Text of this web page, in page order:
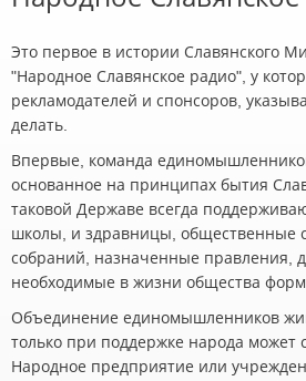
Это первое в истории Славянского
"Народное Славянское радио", у
рекламодателей и спонсоров,
делать.
Впервые, команда
основанное на принципах бытия
таковой Державе всегда
школы, и здравницы, общественные
собраний, назначенные правления,
необходимые в жизни общества
Объединение единомышленников
только при поддержке народа может
Народное предприятие или